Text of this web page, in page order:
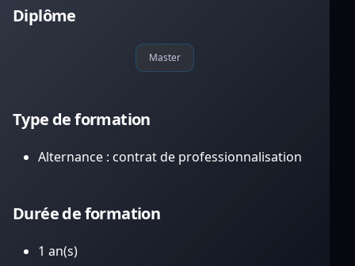
Diplôme
Master
Type de formation
Alternance : contrat de professionnalisation
Durée de formation
1 an(s)